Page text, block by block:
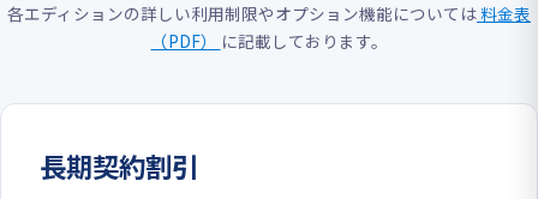
各エディションの詳しい利用制限やオプション機能については料金表
（PDF）
に記載しております。
長期契約割引